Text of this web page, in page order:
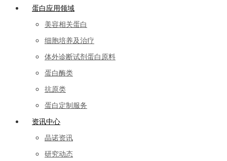
蛋白应用领域
美容相关蛋白
细胞培养及治疗
体外诊断试剂蛋白原料
蛋白酶类
抗原类
蛋白定制服务
资讯中心
晶诺资讯
研究动态